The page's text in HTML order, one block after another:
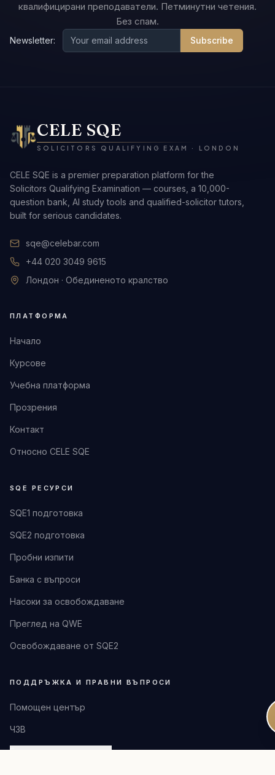
квалифицирани преподаватели. Петминутни четения.
Без спам.
Newsletter: Subscribe
CELE SQE
SOLICITORS QUALIFYING EXAM · LONDON
CELE SQE is a premier preparation platform for the
Solicitors Qualifying Examination — courses, a 10,000-
question bank, AI study tools and qualified-solicitor tutors,
built for serious candidates.
sqe@celebar.com
+44 020 3049 9615
Лондон · Обединеното кралство
ПЛАТФОРМА
Начало
Курсове
Учебна платформа
Прозрения
Контакт
Относно CELE SQE
SQE РЕСУРСИ
SQE1 подготовка
SQE2 подготовка
Пробни изпити
Банка с въпроси
Насоки за освобождаване
Преглед на QWE
Освобождаване от SQE2
ПОДДРЪЖКА И ПРАВНИ ВЪПРОСИ
Помощен център
ЧЗВ